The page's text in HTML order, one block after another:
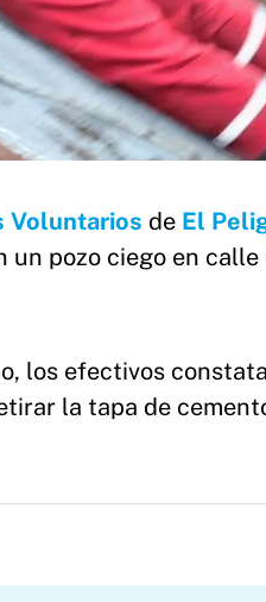
Voluntarios de El
un pozo ciego en
los efectivos
la tapa de